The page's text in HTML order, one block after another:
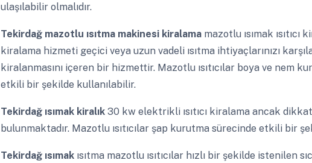
ulaşılabilir olmalıdır.
Tekirdağ mazotlu ısıtma makinesi kiralama mazotlu ısımak ısıtıcı
kiralama hizmeti geçici veya uzun vadeli ısıtma ihtiyaçlarınızı
kiralanmasını içeren bir hizmettir. Mazotlu ısıtıcılar boya ve nem
etkili bir şekilde kullanılabilir.
Tekirdağ ısımak kiralık 30 kw elektrikli ısıtıcı kiralama ancak
bulunmaktadır. Mazotlu ısıtıcılar şap kurutma sürecinde etkili bir
Tekirdağ ısımak ısıtma mazotlu ısıtıcılar hızlı bir şekilde istenilen